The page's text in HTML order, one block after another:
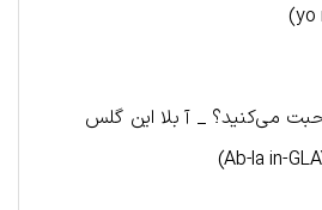
(yo
می‌کنید؟ _ آ بلا این گلس